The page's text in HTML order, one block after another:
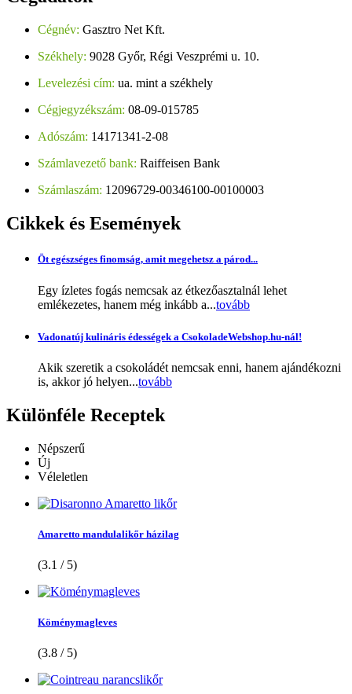
Cégnév: Gasztro Net Kft.
Székhely: 9028 Győr, Régi Veszprémi u. 10.
Levelezési cím: ua. mint a székhely
Cégjegyzékszám: 08-09-015785
Adószám: 14171341-2-08
Számlavezető bank: Raiffeisen Bank
Számlaszám: 12096729-00346100-00100003
Cikkek és Események
Öt egészséges finomság, amit megehetsz a párod...
Egy ízletes fogás nemcsak az étkezőasztalnál lehet
emlékezetes, hanem még inkább a...tovább
Vadonatúj kulináris édességek a CsokoladeWebshop.hu-nál!
Akik szeretik a csokoládét nemcsak enni, hanem ajándékozni
is, akkor jó helyen...tovább
Különféle Receptek
Népszerű
Új
Véleletlen
Amaretto mandulalikőr házilag
(3.1 / 5)
Köménymagleves
(3.8 / 5)